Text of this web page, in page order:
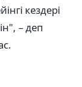
кездері
– деп